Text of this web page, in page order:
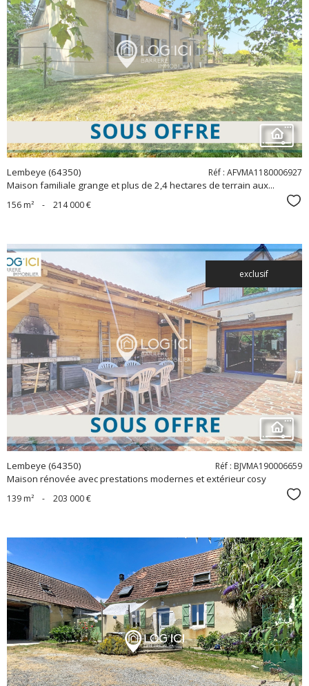
voir le
bien
Lembeye (64350)
Maison familiale grange et plus de 2,4 hectares de terrain aux...
Réf : AFVMA1180006927
156 m² - 214 000 €
exclusif
voir le
bien
Lembeye (64350)
Maison rénovée avec prestations modernes et extérieur cosy
Réf : BJVMA190006659
139 m² - 203 000 €
voir le
bien